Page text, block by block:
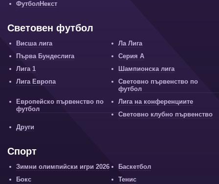
ФутболНекст
Световен футбол
Висша лига
Ла Лига
Първа Бундеслига
Серия А
Лига 1
Шампионска лига
Лига Европа
Световно първенство по
футбол
Европейско първенство по
футбол
Лига на конференциите
Световно клубно първенство
Други
Спорт
Зимни олимпийски игри 2026
Баскетбол
Бокс
Тенис